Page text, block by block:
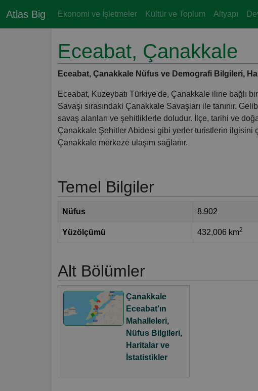
Atlas Big Ekonomi ve İşletmeler Kültür ve Toplum Altyapı
Eceabat, Çanakkale
Eceabat, Çanakkale Nüfus ve Demografi Bilgileri,
Eceabat, Kuzeybatı Türkiye'de, Çanakkale iline bağlı
Savaşı sırasındaki Çanakkale Savaşları ile tanınır.
savaş alanları ve şehitliklerle doludur. İlçe, tarihi ve
Çanakkale Şehitler Abidesi gibi yerler turistlerin ilgisini
Çanakkale merkeze ulaşım sağlanır.
Temel Bilgiler
Nüfus 8.902
Yüzölçümü 432,006 km2
Alt Bölümler
Çanakkale
Eceabat'ın
Mahalleleri,
Nüfus Bilgileri,
Haritalar ve
İstatistikler